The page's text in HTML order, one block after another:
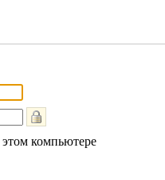
компьютере